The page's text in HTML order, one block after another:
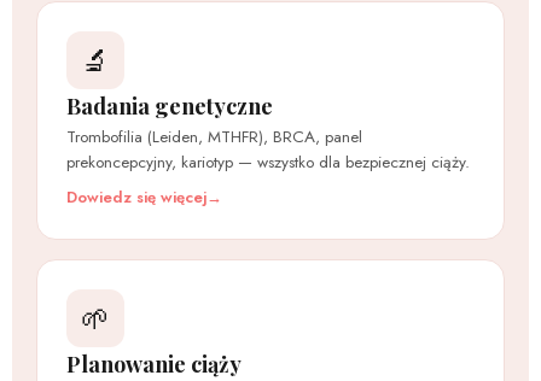
🔬
Badania genetyczne
Trombofilia (Leiden, MTHFR), BRCA, panel
prekoncepcyjny, kariotyp — wszystko dla bezpiecznej ciąży.
Dowiedz się więcej
🌱
Planowanie ciąży